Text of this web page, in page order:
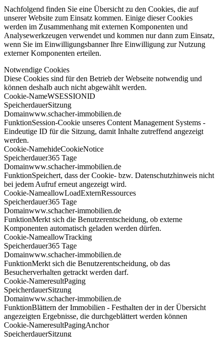
Nachfolgend finden Sie eine Übersicht zu den Cookies, die auf
unserer Website zum Einsatz kommen. Einige dieser Cookies
werden im Zusammenhang mit externen Komponenten und
Analysewerkzeugen verwendet und kommen nur dann zum Einsatz,
wenn Sie im Einwilligungsbanner Ihre Einwilligung zur Nutzung
externer Komponenten erteilen.
Notwendige Cookies
Diese Cookies sind für den Betrieb der Webseite notwendig und
können deshalb auch nicht abgewählt werden.
Cookie-NameWSESSIONID
SpeicherdauerSitzung
Domainwww.schacher-immobilien.de
FunktionSession-Cookie unseres Content Management Systems -
Eindeutige ID für die Sitzung, damit Inhalte zutreffend angezeigt
werden.
Cookie-NamehideCookieNotice
Speicherdauer365 Tage
Domainwww.schacher-immobilien.de
FunktionSpeichert, dass der Cookie- bzw. Datenschutzhinweis nicht
bei jedem Aufruf erneut angezeigt wird.
Cookie-NameallowLoadExternRessources
Speicherdauer365 Tage
Domainwww.schacher-immobilien.de
FunktionMerkt sich die Benutzerentscheidung, ob externe
Komponenten automatisch geladen werden dürfen.
Cookie-NameallowTracking
Speicherdauer365 Tage
Domainwww.schacher-immobilien.de
FunktionMerkt sich die Benutzerentscheidung, ob das
Besucherverhalten getrackt werden darf.
Cookie-NameresultPaging
SpeicherdauerSitzung
Domainwww.schacher-immobilien.de
FunktionBlättern der Immobilien - Festhalten der in der Übersicht
angezeigten Ergebnisse, die durchgeblättert werden können
Cookie-NameresultPagingAnchor
SpeicherdauerSitzung